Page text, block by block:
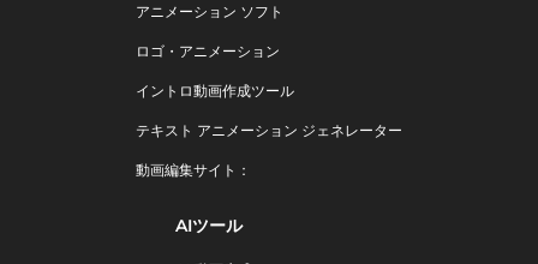
アニメーション ソフト
ロゴ・アニメーション
イントロ動画作成ツール
テキスト アニメーション ジェネレーター
動画編集サイト：
AIツール